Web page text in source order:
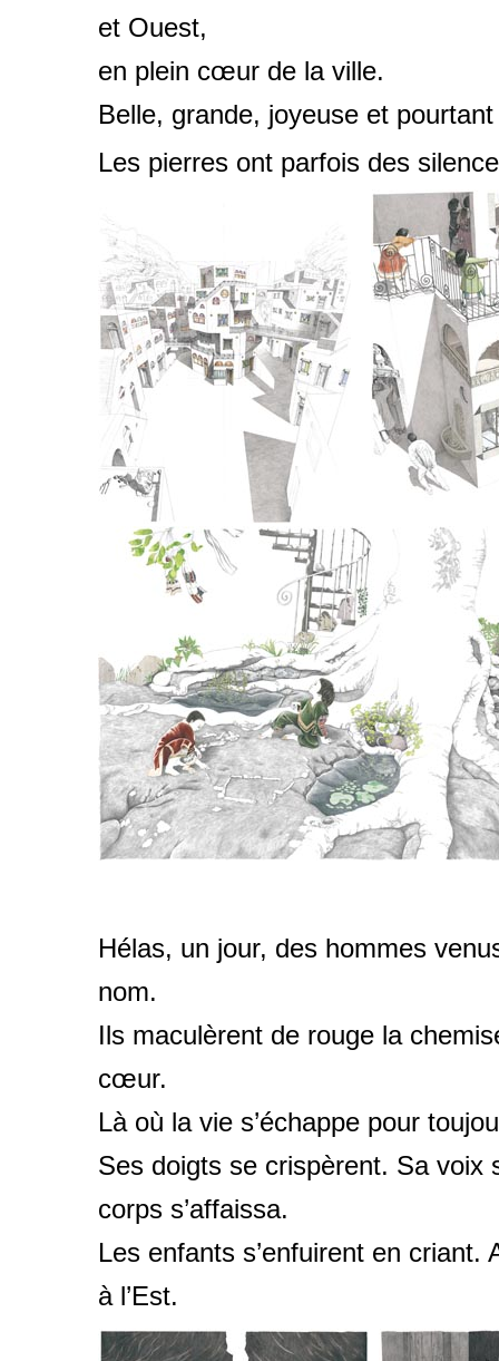
et Ouest,
en plein cœur de la ville.
Belle, grande, joyeuse et
Les pierres ont parfois des
Hélas, un jour, des hommes
nom.
Ils maculèrent de rouge la
cœur.
Là où la vie s’échappe pour
Ses doigts se crispèrent. Sa voix
corps s’affaissa.
Les enfants s’enfuirent en criant.
à l’Est.